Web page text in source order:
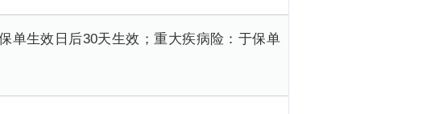
单生效日后30天生效；重大疾病险：于保单